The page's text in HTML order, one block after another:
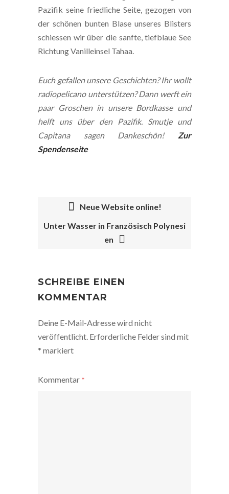
Pazifik seine friedliche Seite, gezogen von
der schönen bunten Blase unseres Blisters
schiessen wir über die sanfte, tiefblaue See
Richtung Vanilleinsel Tahaa.
Euch gefallen unsere Geschichten? Ihr wollt
radiopelicano unterstützen? Dann werft ein
paar Groschen in unsere Bordkasse und
helft uns über den Pazifik. Smutje und
Capitana sagen Dankeschön! Zur
Spendenseite
POST
Neue Website online!
Unter Wasser in Französisch Polynesi
en
SCHREIBE EINEN
KOMMENTAR
Deine E-Mail-Adresse wird nicht
veröffentlicht. Erforderliche Felder sind mit
* markiert
Kommentar *